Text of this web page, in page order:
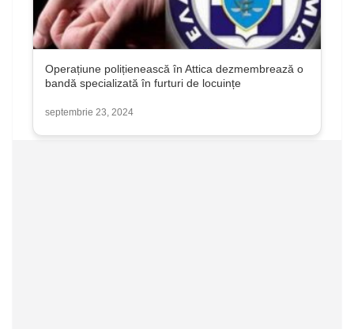
Operațiune polițienească în Attica dezmembrează o
bandă specializată în furturi de locuințe
septembrie 23, 2024